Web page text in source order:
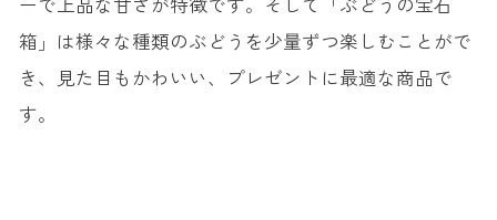
箱」は様々な種類のぶどうを少量ずつ楽しむことがで
き、見た目もかわいい、プレゼントに最適な商品で
す。